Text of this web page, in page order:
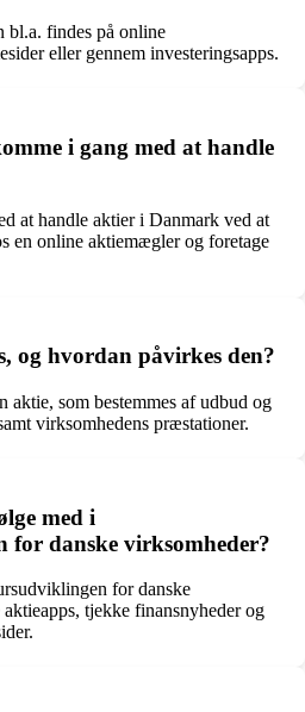
bl.a. findes på online
eller gennem investeringsapps.
i gang med at handle
at handle aktier i Danmark ved at
en online aktiemægler og foretage
og hvordan påvirkes den?
aktie, som bestemmes af udbud og
virksomhedens præstationer.
med i
for danske virksomheder?
for danske
tjekke finansnyheder og